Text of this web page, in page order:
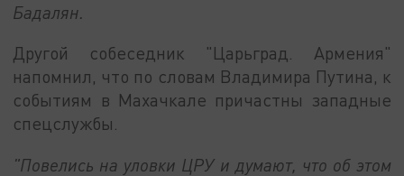
Бадалян.
Другой собеседник "Царьград. Армения"
напомнил, что по словам Владимира Путина, к
событиям в Махачкале причастны западные
спецслужбы.
"Повелись на уловки ЦРУ и думают, что об этом